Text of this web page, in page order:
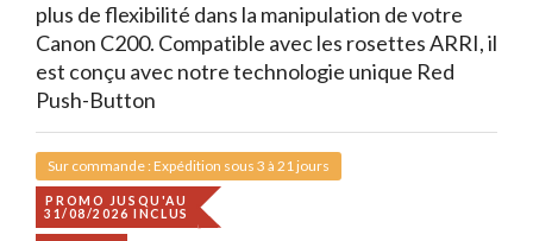
plus de flexibilité dans la manipulation de votre
Canon C200. Compatible avec les rosettes ARRI, il
est conçu avec notre technologie unique Red
Push-Button
Sur commande : Expédition sous 3 à 21 jours
PROMO JUSQU'AU
31/08/2026 INCLUS